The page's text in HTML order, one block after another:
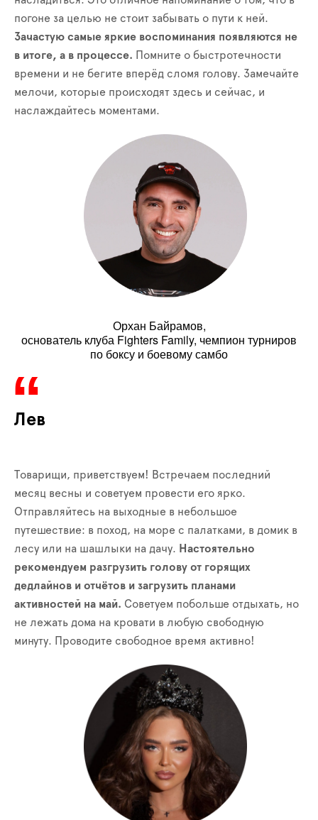
погоне за целью не стоит забывать о пути к ней.
Зачастую самые яркие воспоминания появляются не
в итоге, а в процессе. Помните о быстротечности
времени и не бегите вперёд сломя голову. Замечайте
мелочи, которые происходят здесь и сейчас, и
наслаждайтесь моментами.
Орхан Байрамов,
основатель клуба Fighters Family, чемпион турниров
по боксу и боевому самбо
Лев
Товарищи, приветствуем! Встречаем последний
месяц весны и советуем провести его ярко.
Отправляйтесь на выходные в небольшое
путешествие: в поход, на море с палатками, в домик в
лесу или на шашлыки на дачу. Настоятельно
рекомендуем разгрузить голову от горящих
дедлайнов и отчётов и загрузить планами
активностей на май. Советуем побольше отдыхать, но
не лежать дома на кровати в любую свободную
минуту. Проводите свободное время активно!